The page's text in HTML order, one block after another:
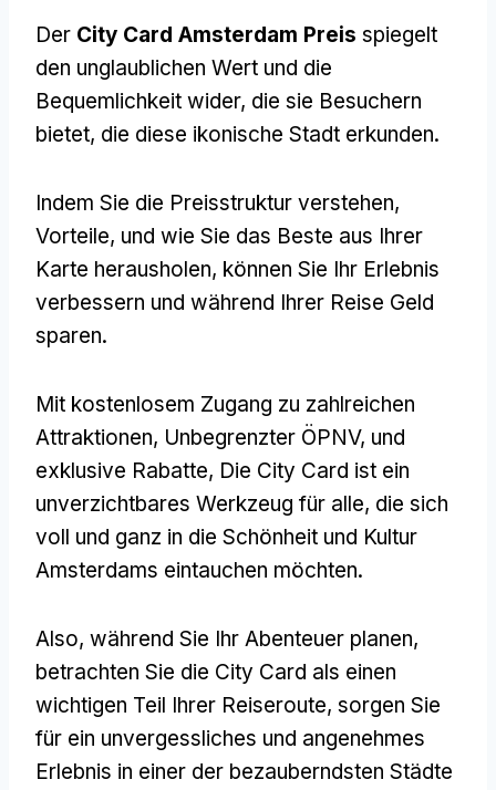
Der City Card Amsterdam Preis spiegelt
den unglaublichen Wert und die
Bequemlichkeit wider, die sie Besuchern
bietet, die diese ikonische Stadt erkunden.
Indem Sie die Preisstruktur verstehen,
Vorteile, und wie Sie das Beste aus Ihrer
Karte herausholen, können Sie Ihr Erlebnis
verbessern und während Ihrer Reise Geld
sparen.
Mit kostenlosem Zugang zu zahlreichen
Attraktionen, Unbegrenzter ÖPNV, und
exklusive Rabatte, Die City Card ist ein
unverzichtbares Werkzeug für alle, die sich
voll und ganz in die Schönheit und Kultur
Amsterdams eintauchen möchten.
Also, während Sie Ihr Abenteuer planen,
betrachten Sie die City Card als einen
wichtigen Teil Ihrer Reiseroute, sorgen Sie
für ein unvergessliches und angenehmes
Erlebnis in einer der bezauberndsten Städte